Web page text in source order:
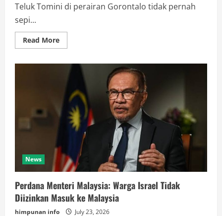
Teluk Tomini di perairan Gorontalo tidak pernah
sepi...
Read MoreRead
more
Teluk
Tomini:
Surga
Bawah
Laut
yang
Terancam
Darurat
Transportasi
Profesional
News
Perdana Menteri Malaysia: Warga Israel Tidak
Diizinkan Masuk ke Malaysia
himpunan info July 23, 2026